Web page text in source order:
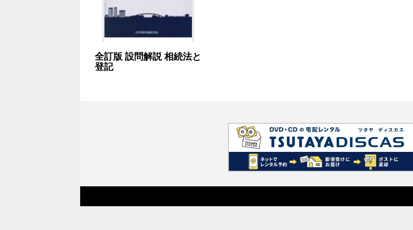
全訂版 設問解説 相続法と
登記